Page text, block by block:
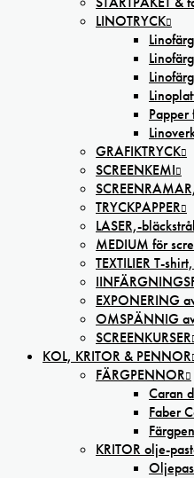
LINOTRYCK
Papper
GRAFIKTRYCK
SCREENKEMI
TRYCKPAPPER
LASER,-
MEDIUM för
TEXTILIER T-
EXPONERING
OMSPÄNNIG
SCREENKURSER
KOL, KRITOR & PENNOR
FÄRGPENNOR
Caran
Faber
KRITOR olje-